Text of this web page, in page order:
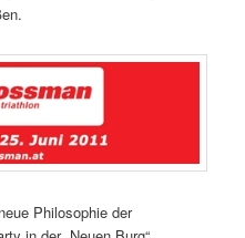
Philosophie der